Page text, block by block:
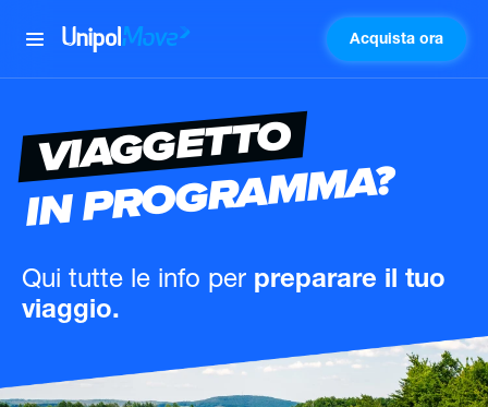
UnipolMove Acquista ora
VIAGGETTO
IN PROGRAMMA?
Qui tutte le info per preparare il tuo
viaggio.